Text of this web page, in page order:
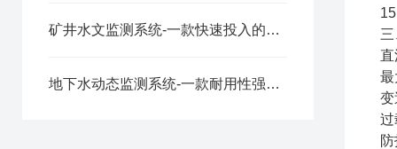
矿井水文监测系统-一款快速投入的400米地下水位监测仪2025全+境+派+送
地下水动态监测系统-一款耐用性强的地下水位监测仪器2025全+境+派+送
直
最
过